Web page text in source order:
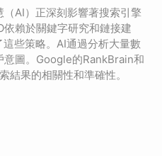
AI）正深刻影響著搜索引擎
賴於關鍵字研究和鏈接建
些策略。AI通過分析大量數
意圖。Google的RankBrain和
結果的相關性和準確性。